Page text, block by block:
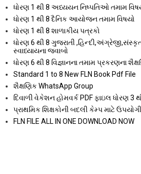
ધોરણ 1 થી 8 અધ્યયન નિષ્પતિઓ તમામ
ધોરણ 1 થી 8 દૈનિક આયોજન તમામ વિષયો
ધોરણ 1 થી 8 શાળાકીય પત્રકો
ધોરણ 6 થી 8 ગુજરાતી
સ્વાધ્યાયના જવાબો
ધોરણ 6 થી 8 વિજ્ઞાનના તમામ પ્રકરણના
Standard 1 to 8 New FLN Book Pdf File
શૈક્ષણિક WhatsApp Group
દિવાળી વેકેશન હોમવર્ક PDF ફાઇલ ધોરણ 3
પ્રાથમિક શિક્ષકોની બદલી કેમ્પ માટે
FLN FILE ALL IN ONE DOWNLOAD NOW